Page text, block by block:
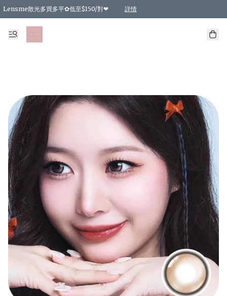
Lensme散光多買多平✿低至$150/對❤ 詳情
台灣Karacon⁩✧日拋 特價清貨❁⃘
日本韓國多款日/月拋現貨☼ 特價❤︎數量有限 售完即止
🇰🇷韓國多款月拋現貨 特價兩對$99✿數量有限 售完即止♫
精選商品，任選買2件或以上9 折；買4件或以上85 折；買6件或以上8 折
精選商品，任選買2件HKD 140.00；買4件HKD 260.00
精選商品，任選買2件HKD 190.00；買4件HKD 360.00
精選商品，任選買2件HKD 110.00；買4件HKD 180.00
精選商品，任選買2件HKD 170.00；買4件HKD 320.00
精選商品，任選買2件或以上減HKD 148.00
精選商品，任選買2件或以上減HKD 148.00
精選商品，任選買2件或以上95 折；買4件或以上9 折；買6件或以上85 折；買8件
精選商品，任選買12件或以上87 折
精選商品，任選買2件或以上減HKD 16.00；買4件或以上減HKD 32.00；買6
精選商品，任選買2件或以上95 折；買4件或以上9 折；買8件或以上85 折；買12
購物滿 HKD 800.00即享免運費優惠！（適用於 特定的送貨方式 )